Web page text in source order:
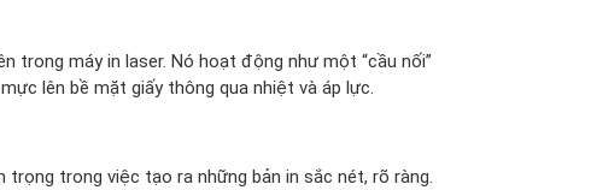
trong máy in laser. Nó hoạt động như một “cầu nối”
lên bề mặt giấy thông qua nhiệt và áp lực.
trọng trong việc tạo ra những bản in sắc nét, rõ ràng.